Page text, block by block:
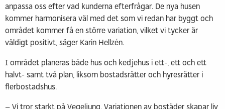
anpassa oss efter vad kunderna efterfrågar. De nya husen
kommer harmonisera väl med det som vi redan har byggt och
området kommer få en större variation, vilket vi tycker är
väldigt positivt, säger Karin Hellzén.
I området planeras både hus och kedjehus i ett-, ett och ett
halvt- samt två plan, liksom bostadsrätter och hyresrätter i
flerbostadshus.
– Vi tror starkt på Vegeljung. Variationen av bostäder skapar liv,